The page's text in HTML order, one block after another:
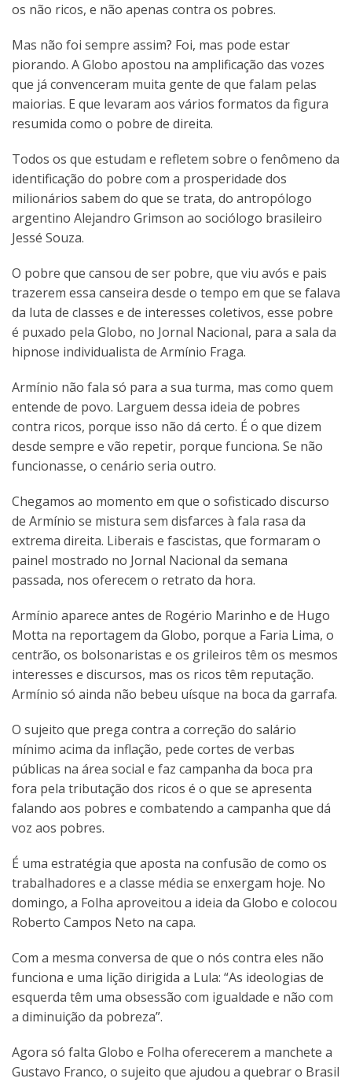
os não ricos, e não apenas contra os pobres.
Mas não foi sempre assim? Foi, mas pode estar
piorando. A Globo apostou na amplificação das vozes
que já convenceram muita gente de que falam pelas
maiorias. E que levaram aos vários formatos da figura
resumida como o pobre de direita.
Todos os que estudam e refletem sobre o fenômeno da
identificação do pobre com a prosperidade dos
milionários sabem do que se trata, do antropólogo
argentino Alejandro Grimson ao sociólogo brasileiro
Jessé Souza.
O pobre que cansou de ser pobre, que viu avós e pais
trazerem essa canseira desde o tempo em que se falava
da luta de classes e de interesses coletivos, esse pobre
é puxado pela Globo, no Jornal Nacional, para a sala da
hipnose individualista de Armínio Fraga.
Armínio não fala só para a sua turma, mas como quem
entende de povo. Larguem dessa ideia de pobres
contra ricos, porque isso não dá certo. É o que dizem
desde sempre e vão repetir, porque funciona. Se não
funcionasse, o cenário seria outro.
Chegamos ao momento em que o sofisticado discurso
de Armínio se mistura sem disfarces à fala rasa da
extrema direita. Liberais e fascistas, que formaram o
painel mostrado no Jornal Nacional da semana
passada, nos oferecem o retrato da hora.
Armínio aparece antes de Rogério Marinho e de Hugo
Motta na reportagem da Globo, porque a Faria Lima, o
centrão, os bolsonaristas e os grileiros têm os mesmos
interesses e discursos, mas os ricos têm reputação.
Armínio só ainda não bebeu uísque na boca da garrafa.
O sujeito que prega contra a correção do salário
mínimo acima da inflação, pede cortes de verbas
públicas na área social e faz campanha da boca pra
fora pela tributação dos ricos é o que se apresenta
falando aos pobres e combatendo a campanha que dá
voz aos pobres.
É uma estratégia que aposta na confusão de como os
trabalhadores e a classe média se enxergam hoje. No
domingo, a Folha aproveitou a ideia da Globo e colocou
Roberto Campos Neto na capa.
Com a mesma conversa de que o nós contra eles não
funciona e uma lição dirigida a Lula: “As ideologias de
esquerda têm uma obsessão com igualdade e não com
a diminuição da pobreza”.
Agora só falta Globo e Folha oferecerem a manchete a
Gustavo Franco, o sujeito que ajudou a quebrar o Brasil